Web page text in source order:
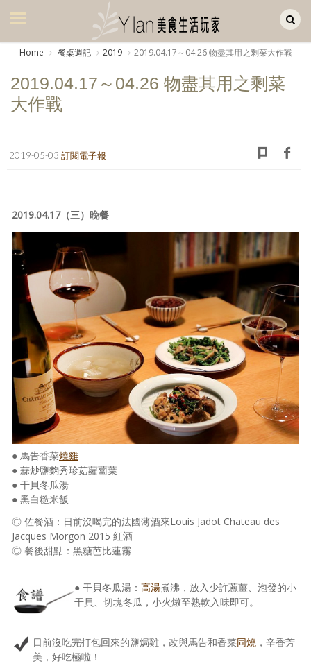
美食集
廚房集
旅遊美食集
書房集
餐桌週記
享樂隨手拍
照相簿
影音區
創意出版服務
歷史區
關於Yilan
個人著作
活動實況記錄
媒體報導一覽
合作與代言
Home 餐桌週記 2019 2019.04.17～04.26 物盡其用之剩菜大作戰
2019.04.17～04.26 物盡其用之剩菜
大作戰
2019-05-03 訂閱電子報
2019.04.17（三）晚餐
● 馬告香菜燒雞
● 蒜炒鹽麴秀珍菇蘿蔔葉
● 干貝冬瓜湯
● 黑白糙米飯
◎ 佐餐酒：日前沒喝完的法國薄酒來Louis Jadot Chateau des
Jacques Morgon 2015 紅酒
◎ 餐後甜點：黑糖芭比蓮霧
● 干貝冬瓜湯： 高湯煮沸，放入少許蔥薑、泡發的小
干貝、切塊冬瓜，小火燉至熟軟入味即可。
日前沒吃完打包回來的鹽焗雞，改與馬告和香菜同燒 ，辛香芳
美，好吃極啦！